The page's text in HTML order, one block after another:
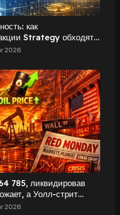
как
Strategy обходят
и золото
2026
785, ликвидировав
а Уолл-стрит
понедельнику»
2026